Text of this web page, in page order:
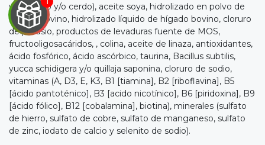
y/o bovino y/o cerdo), aceite soya, hidrolizado en polvo de
hígado bovino, hidrolizado líquido de hígado bovino, cloruro
de potasio, productos de levaduras fuente de MOS,
fructooligosacáridos, , colina, aceite de linaza, antioxidantes,
ácido fosfórico, ácido ascórbico, taurina, Bacillus subtilis,
yucca schidigera y/o quillaja saponina, cloruro de sodio,
vitaminas (A, D3, E, K3, B1 [tiamina], B2 [riboflavina], B5
[ácido pantoténico], B3 [acido nicotínico], B6 [piridoxina], B9
[ácido fólico], B12 [cobalamina], biotina), minerales (sulfato
de hierro, sulfato de cobre, sulfato de manganeso, sulfato
de zinc, iodato de calcio y selenito de sodio).